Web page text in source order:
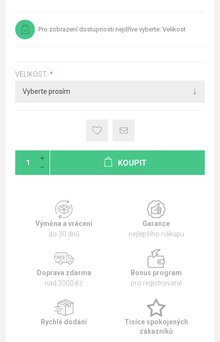
Pro zobrazení dostupnosti nejdříve vyberte: Velikost
VELIKOST: *
KOUPIT
Výměna a vrácení
do 30 dnů
Garance
nejlepšího nákupu
Doprava zdarma
nad 3000 Kč
Bonus program
pro registrované
Rychlé dodání
Tisíce spokojených
zákazníků